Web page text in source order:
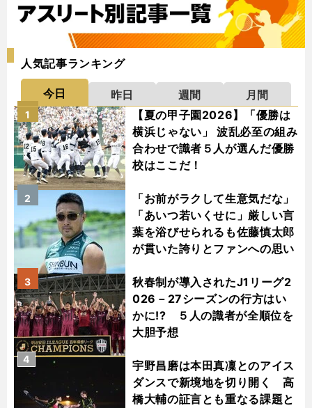
人気記事ランキング
今日 昨日 週間
月間
【夏の甲子園2026】「優勝は
横浜じゃない」 波乱必至の組み
合わせで識者５人が選んだ優勝
校はここだ！
1
「お前がラクして生意気だな」
「あいつ若いくせに」厳しい言
葉を浴びせられるも佐藤慎太郎
が貫いた誇りとファンへの思い
2
秋春制が導入されたJ1リーグ2
026－27シーズンの行方はい
かに!? ５人の識者が全順位を
大胆予想
3
宇野昌磨は本田真凜とのアイス
ダンスで新境地を切り開く 高
橋大輔の証言とも重なる課題と
4